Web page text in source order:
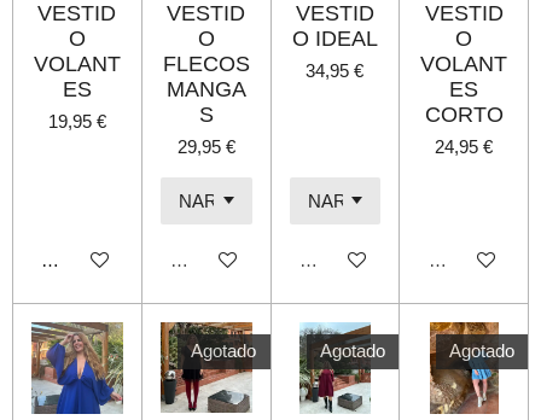
VESTID
O
VOLANT
ES
19,95 €
Añadir al carrito
VESTID
O
FLECOS
MANGA
S
29,95 €
Agotado
VESTID
O IDEAL
34,95 €
Agotado
VESTID
O
VOLANT
ES
CORTO
24,95 €
Agotado
Agotado Agotado Agotado